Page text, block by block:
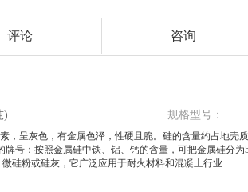
评论 咨询
) 规格型号：
，呈灰色，有金属色泽，性硬且脆。硅的含量约占地壳
号：按照金属硅中铁、铝、钙的含量，可把金属硅分为
硅粉或硅灰，它广泛应用于耐火材料和混凝土行业